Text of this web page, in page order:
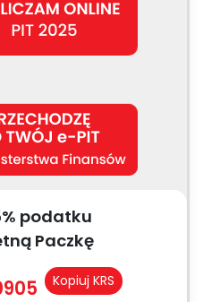
podatku
Paczkę
Kopiuj KRS